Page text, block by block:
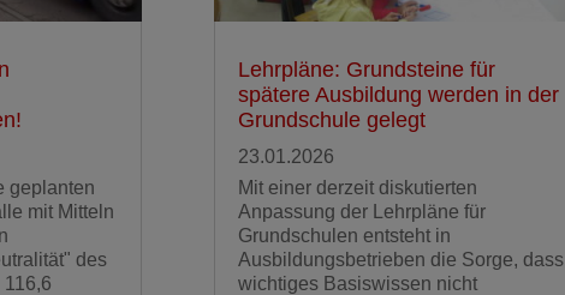
geplanten
mit Mitteln
des
Lehrpläne: Grundsteine für
spätere Ausbildung werden in der
Grundschule gelegt
23.01.2026
Mit einer derzeit diskutierten
Anpassung der Lehrpläne für
Grundschulen entsteht in
Ausbildungsbetrieben die Sorge, dass
wichtiges Basiswissen nicht